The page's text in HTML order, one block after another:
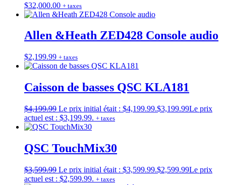
$32,000.00 + taxes
Allen &Heath ZED428 Console audio
$2,199.99 + taxes
Caisson de basses QSC KLA181
$4,199.99 Le prix initial était : $4,199.99.$3,199.99Le prix
actuel est : $3,199.99. + taxes
QSC TouchMix30
$3,599.99 Le prix initial était : $3,599.99.$2,599.99Le prix
actuel est : $2,599.99. + taxes